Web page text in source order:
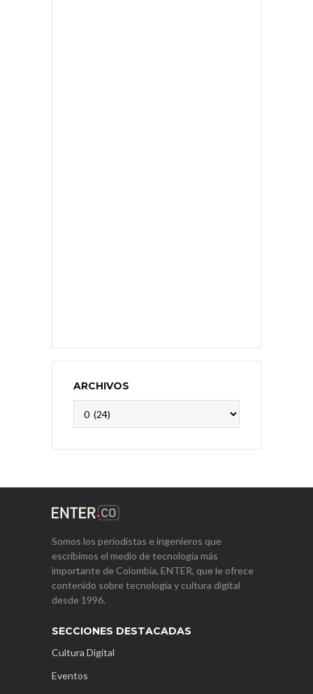
ARCHIVOS
Somos los periodistas e ingenieros que
escribimos el medio de tecnología más
importante de Colombia, ENTER, que le ofrece
contenido sobre tecnología y cultura digital
desde 1996.
SECCIONES DESTACADAS
Cultura Digital
Eventos